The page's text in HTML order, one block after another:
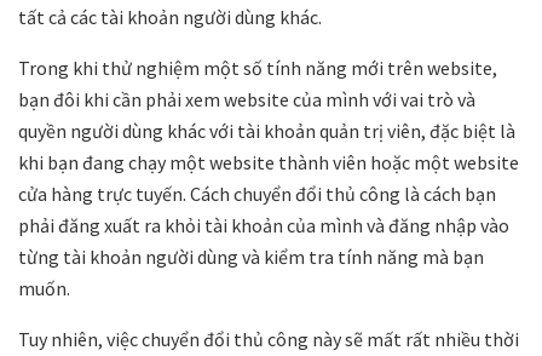
tất cả các tài khoản người dùng khác.
Trong khi thử nghiệm một số tính năng mới trên website,
bạn đôi khi cần phải xem website của mình với vai trò và
quyền người dùng khác với tài khoản quản trị viên, đặc biệt là
khi bạn đang chạy một website thành viên hoặc một website
cửa hàng trực tuyến. Cách chuyển đổi thủ công là cách bạn
phải đăng xuất ra khỏi tài khoản của mình và đăng nhập vào
từng tài khoản người dùng và kiểm tra tính năng mà bạn
muốn.
Tuy nhiên, việc chuyển đổi thủ công này sẽ mất rất nhiều thời